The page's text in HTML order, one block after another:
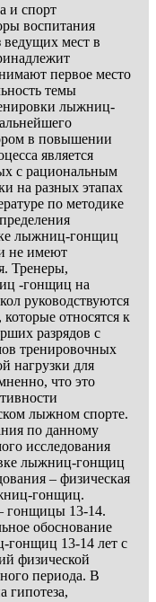
и спорт
воспитания
мест в
первое место
темы
лыжниц-
в повышении
является
с рациональным
на разных этапах
по методике
лыжниц-гонщиц
не имеют
Тренеры,
-гонщиц на
руководствуются
относятся к
разрядов с
тренировочных
нагрузки для
что это
лыжном спорте.
по данному
исследования
лыжниц-гонщиц
– физическая
гонщиц.
гонщицы 13-14.
обоснование
гонщиц 13-14 лет с
физической
периода. В
гипотеза,